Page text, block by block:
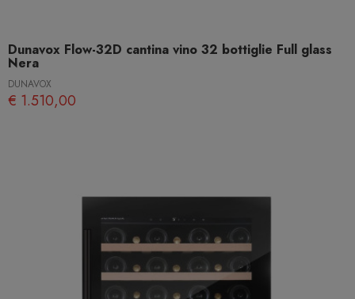
Dunavox Flow-32D cantina vino 32 bottiglie Full glass
Nera
DUNAVOX
€ 1.510,00